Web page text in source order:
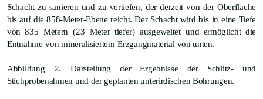
Schacht zu sanieren und zu vertiefen, der derzeit von der Oberfläche
bis auf die 858-Meter-Ebene reicht. Der Schacht wird bis in eine Tiefe
von 835 Metern (23 Meter tiefer) ausgeweitet und ermöglicht die
Entnahme von mineralisiertem Erzgangmaterial von unten.
Abbildung 2. Darstellung der Ergebnisse der Schlitz- und
Stichprobenahmen und der geplanten unterirdischen Bohrungen.